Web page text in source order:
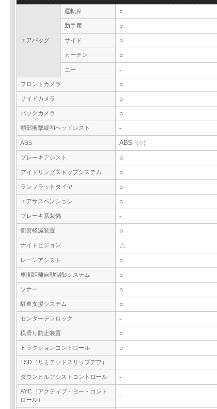
エアバッグ
運転席 ○
助手席 ○
サイド ○
カーテン ○
ニー -
フロントカメラ ○
サイドカメラ ○
バックカメラ ○
頸部衝撃緩和ヘッドレスト -
ABS ABS（○）
ブレーキアシスト ○
アイドリングストップシステム ○
ランフラットタイヤ ○
エアサスペンション ○
ブレーキ系装備 -
衝突軽減装置 ○
ナイトビジョン △
レーンアシスト ○
車間距離自動制御システム ○
ソナー ○
駐車支援システム ○
センターデフロック -
横滑り防止装置 ○
トラクションコントロール ○
LSD（リミテッドスリップデフ） -
ダウンヒルアシストコントロール -
AYC（アクティブ・ヨー・コント
ロール）
-